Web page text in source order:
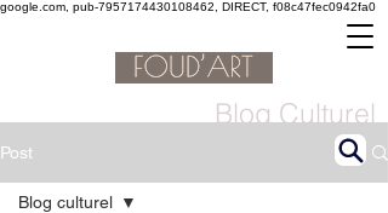
google.com, pub-7957174430108462, DIRECT, f08c47fec0942fa0
Blog Culturel
Post
Blog culturel